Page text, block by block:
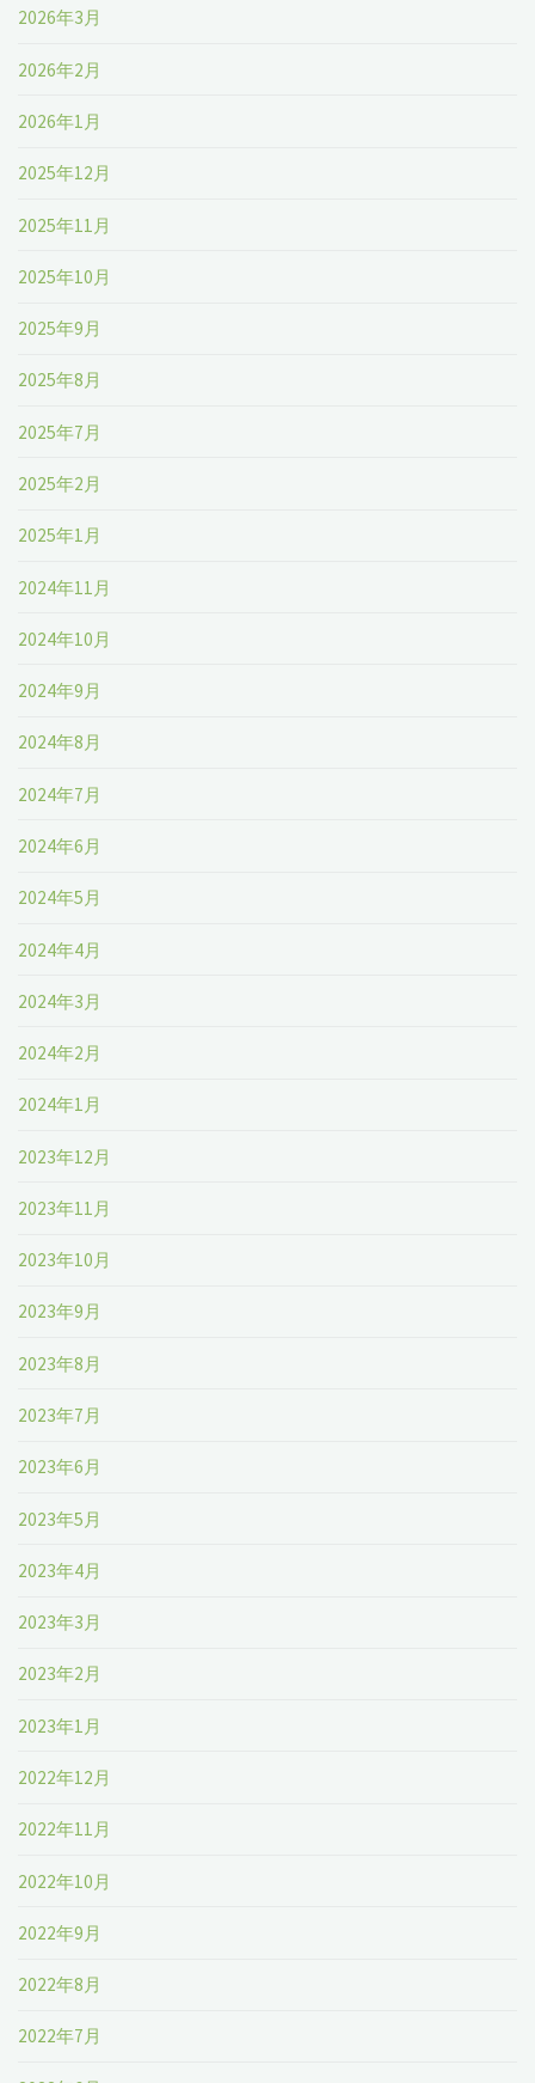
2026年3月
2026年2月
2026年1月
2025年12月
2025年11月
2025年10月
2025年9月
2025年8月
2025年7月
2025年2月
2025年1月
2024年11月
2024年10月
2024年9月
2024年8月
2024年7月
2024年6月
2024年5月
2024年4月
2024年3月
2024年2月
2024年1月
2023年12月
2023年11月
2023年10月
2023年9月
2023年8月
2023年7月
2023年6月
2023年5月
2023年4月
2023年3月
2023年2月
2023年1月
2022年12月
2022年11月
2022年10月
2022年9月
2022年8月
2022年7月